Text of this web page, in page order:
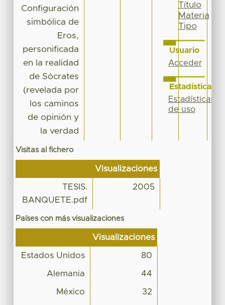
Configuración
simbólica de
Eros,
personificada
en la realidad
de Sócrates
(revelada por
los caminos
de opinión y
la verdad
Visitas al fichero
Visualizaciones
TESIS.
BANQUETE.pdf
2005
Países con más visualizaciones
Visualizaciones
Estados Unidos 80
Alemania 44
México 32
Título
Materia
Tipo
Usuario
Acceder
Estadísticas
Estadísticas
de uso